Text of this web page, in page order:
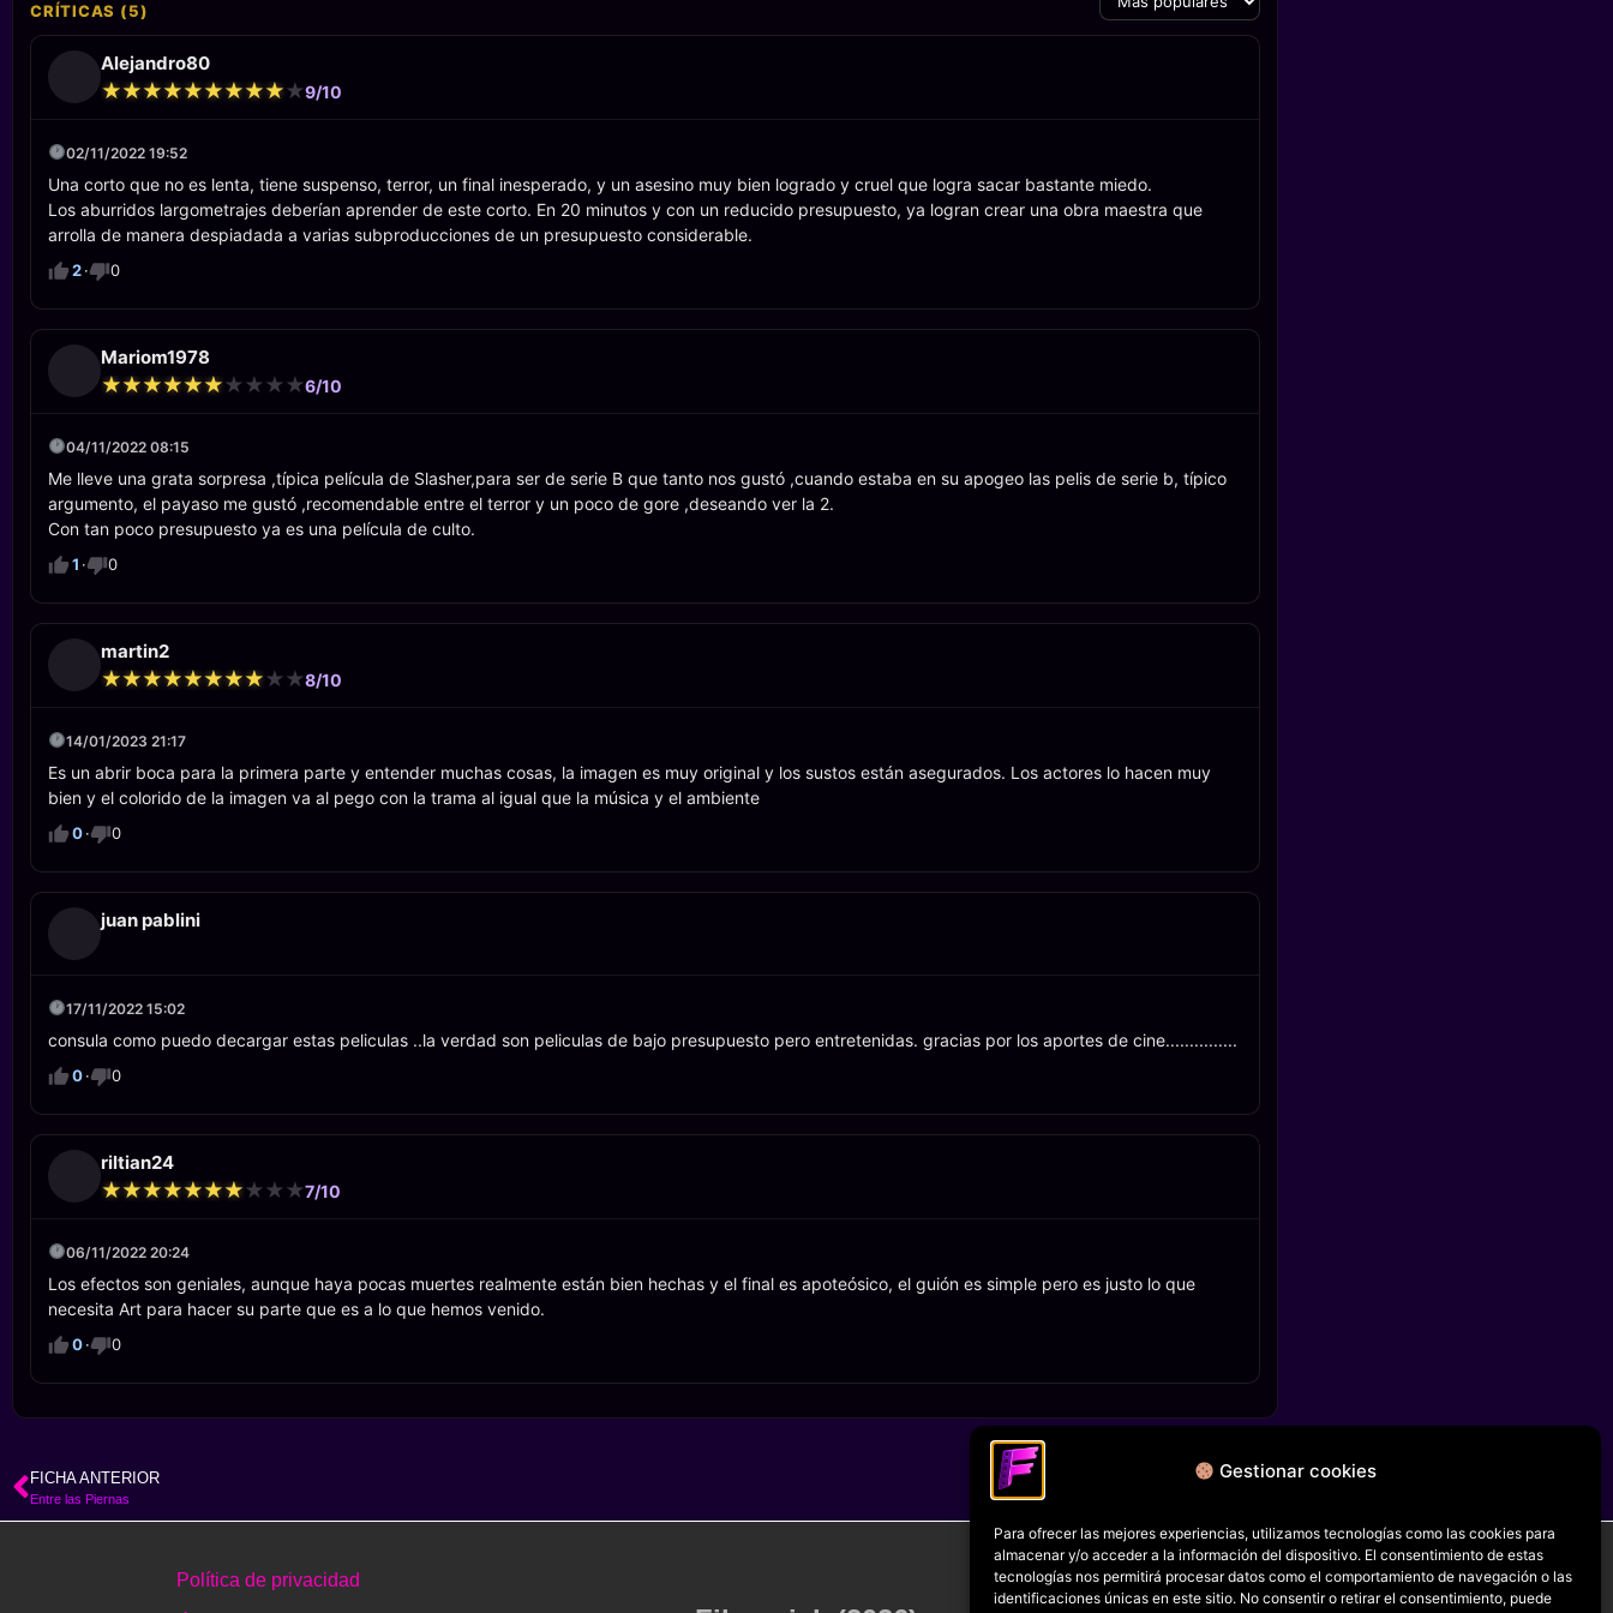
Gestionar cookies
Para ofrecer las mejores experiencias, utilizamos tecnologías como las cookies para
almacenar y/o acceder a la información del dispositivo. El consentimiento de estas
tecnologías nos permitirá procesar datos como el comportamiento de navegación o las
identificaciones únicas en este sitio. No consentir o retirar el consentimiento, puede
CRÍTICAS (5)
Alejandro80
★
★★
★★
★★
★★
★★
★★
★★
★★
★★
★9/10
02/11/2022 19:52
Una corto que no es lenta, tiene suspenso, terror, un final inesperado, y un asesino muy bien logrado y cruel que logra sacar bastante miedo.
Los aburridos largometrajes deberían aprender de este corto. En 20 minutos y con un reducido presupuesto, ya logran crear una obra maestra que
arrolla de manera despiadada a varias subproducciones de un presupuesto considerable.
2· 0
Mariom1978
★
★★
★★
★★
★★
★★
★★
★★
★★
★★
★6/10
04/11/2022 08:15
Me lleve una grata sorpresa ,típica película de Slasher,para ser de serie B que tanto nos gustó ,cuando estaba en su apogeo las pelis de serie b, típico
argumento, el payaso me gustó ,recomendable entre el terror y un poco de gore ,deseando ver la 2.
Con tan poco presupuesto ya es una película de culto.
1 · 0
martin2
★
★★
★★
★★
★★
★★
★★
★★
★★
★★
★8/10
14/01/2023 21:17
Es un abrir boca para la primera parte y entender muchas cosas, la imagen es muy original y los sustos están asegurados. Los actores lo hacen muy
bien y el colorido de la imagen va al pego con la trama al igual que la música y el ambiente
0· 0
juan pablini
17/11/2022 15:02
consula como puedo decargar estas peliculas ..la verdad son peliculas de bajo presupuesto pero entretenidas. gracias por los aportes de cine...............
0· 0
riltian24
★
★★
★★
★★
★★
★★
★★
★★
★★
★★
★7/10
06/11/2022 20:24
Los efectos son geniales, aunque haya pocas muertes realmente están bien hechas y el final es apoteósico, el guión es simple pero es justo lo que
necesita Art para hacer su parte que es a lo que hemos venido.
0· 0
FICHA ANTERIOR
Entre las Piernas
FICHA SIGUIENTE
Política de privacidad